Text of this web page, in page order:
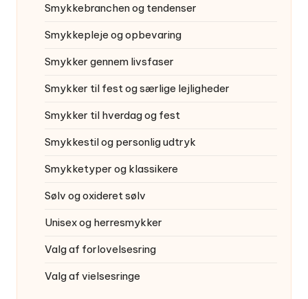
Smykkebranchen og tendenser
Smykkepleje og opbevaring
Smykker gennem livsfaser
Smykker til fest og særlige lejligheder
Smykker til hverdag og fest
Smykkestil og personlig udtryk
Smykketyper og klassikere
Sølv og oxideret sølv
Unisex og herresmykker
Valg af forlovelsesring
Valg af vielsesringe